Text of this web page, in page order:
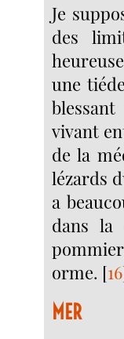
Je
des
une
vivant
de la
lézards
a
dans
orme. [16
MER